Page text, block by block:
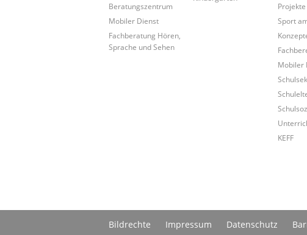
Beratungszentrum
Mobiler Dienst
Fachberatung Hören,
Sprache und Sehen
Sport
Mobiler
KEFF
Bildrechte Impressum Datenschutz